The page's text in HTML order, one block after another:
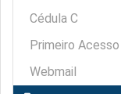
Cédula C
Primeiro Acesso
Webmail